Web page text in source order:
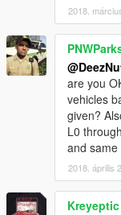
2018.
are you
vehicles
given?
L0
and same
2018. április
Kreyeptic